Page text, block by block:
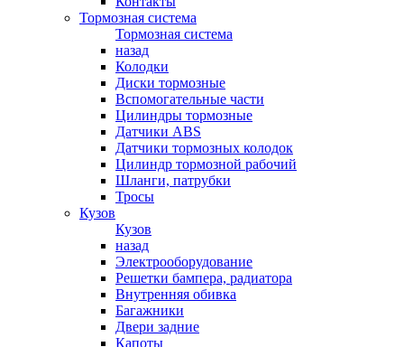
Тормозная система
Тормозная система
назад
Колодки
Диски тормозные
Вспомогательные части
Цилиндры тормозные
Датчики ABS
Датчики тормозных колодок
Цилиндр тормозной рабочий
Шланги, патрубки
Тросы
Кузов
Кузов
назад
Электрооборудование
Решетки бампера, радиатора
Внутренняя обивка
Багажники
Двери задние
Капоты